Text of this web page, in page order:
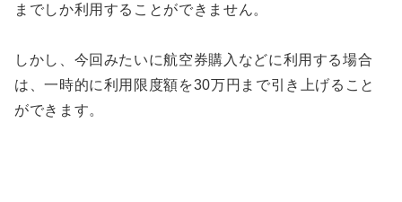
までしか利用することができません。
しかし、今回みたいに航空券購入などに利用する場合
は、一時的に利用限度額を30万円まで引き上げること
ができます。